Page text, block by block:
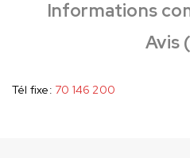
Informations
Avis
Tél fixe: 70 146 200